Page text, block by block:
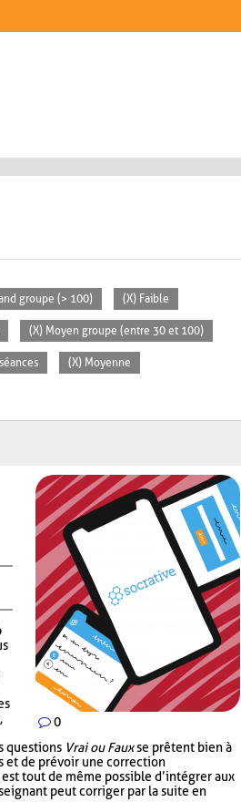
groupe (> 100) (X) Faible
(X) Moyen groupe (entre 30 et 100)
(X) Moyenne
0
questions Vrai ou Fauxse prêtent bien à
et de prévoir une correction
tout de même possible d’intégrer aux
peut corriger par la suite en